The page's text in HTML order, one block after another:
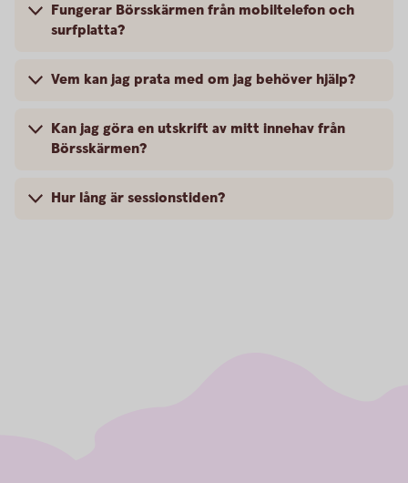
Fungerar Börsskärmen från mobiltelefon och
surfplatta?
Vem kan jag prata med om jag behöver hjälp?
Kan jag göra en utskrift av mitt innehav från
Börsskärmen?
Hur lång är sessionstiden?